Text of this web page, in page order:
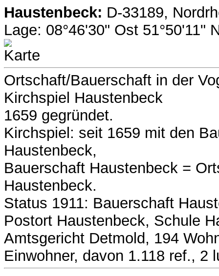
Haustenbeck: D-33189,
Lage: 08°46'30" Ost 51°50'11"
Ortschaft/Bauerschaft in der
Kirchspiel Haustenbeck
1659 gegründet.
Kirchspiel: seit 1659 mit den
Haustenbeck,
Bauerschaft Haustenbeck =
Haustenbeck.
Status 1911: Bauerschaft
Postort Haustenbeck, Schule
Amtsgericht Detmold, 194
Einwohner, davon 1.118 ref., 2